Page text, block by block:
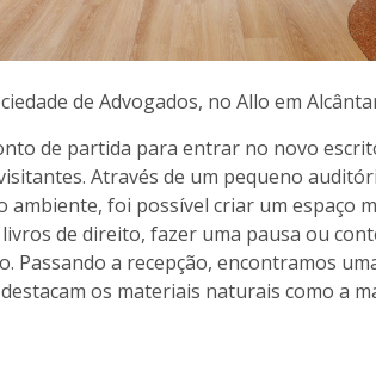
de Advogados, no Allo em
de partida para entrar no novo
Através de um pequeno
ambiente, foi possível criar um espaço
de direito, fazer uma pausa ou
Passando a recepção, encontramos
os materiais naturais como a